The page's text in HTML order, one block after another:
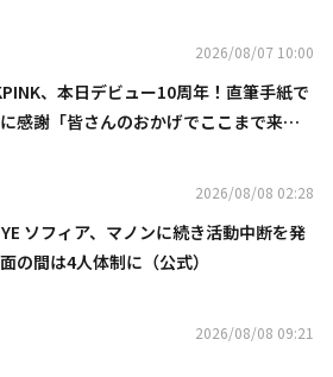
2026/08/07 10:00
、本日デビュー10周年！直筆手紙で
感謝「皆さんのおかげでここまで来ら
2026/08/08 02:28
ソフィア、マノンに続き活動中断を発
の間は4人体制に（公式）
2026/08/08 09:21